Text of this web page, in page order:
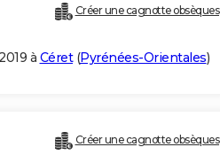
Créer une cagnotte obsèques
à Céret(Pyrénées-Orientales)
Créer une cagnotte obsèques